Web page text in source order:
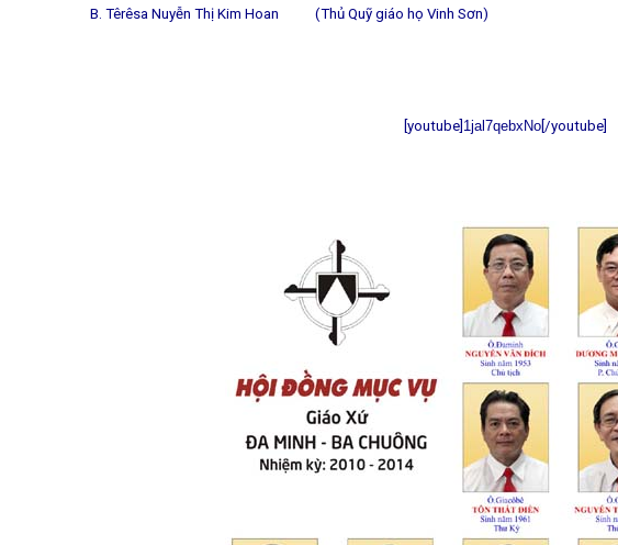
B. Têrêsa Nuyễn Thị Kim Hoan (Thủ Quỹ giáo họ Vinh Sơn)
[youtube] 1jal7qebxNo[/youtube]